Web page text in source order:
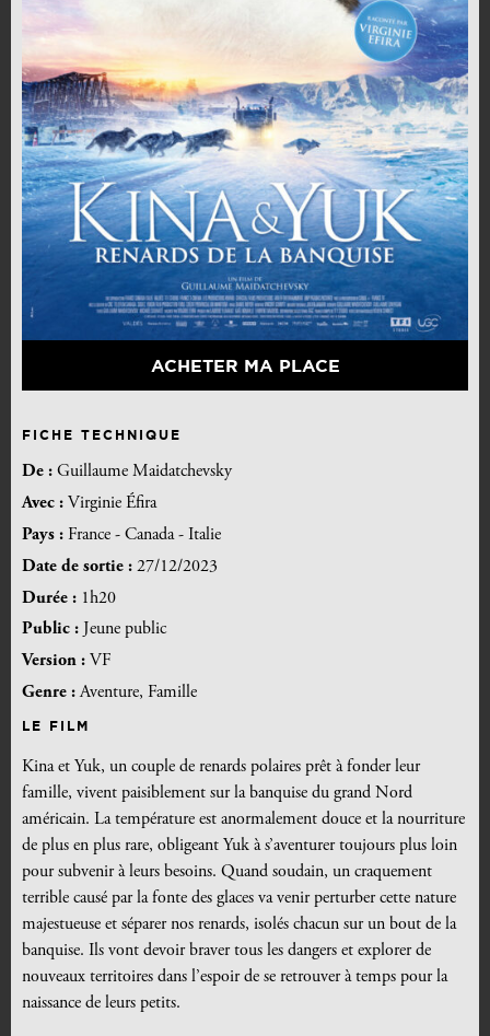
ACHETER MA PLACE
FICHE TECHNIQUE
De : Guillaume Maidatchevsky
Avec : Virginie Éfira
Pays : France - Canada - Italie
Date de sortie : 27/12/2023
Durée : 1h20
Public : Jeune public
Version : VF
Genre :Aventure, Famille
LE FILM
Kina et Yuk, un couple de renards polaires prêt à fonder leur
famille, vivent paisiblement sur la banquise du grand Nord
américain. La température est anormalement douce et la nourriture
de plus en plus rare, obligeant Yuk à s’aventurer toujours plus loin
pour subvenir à leurs besoins. Quand soudain, un craquement
terrible causé par la fonte des glaces va venir perturber cette nature
majestueuse et séparer nos renards, isolés chacun sur un bout de la
banquise. Ils vont devoir braver tous les dangers et explorer de
nouveaux territoires dans l’espoir de se retrouver à temps pour la
naissance de leurs petits.